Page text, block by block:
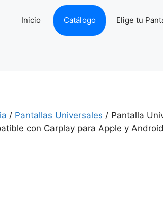
Inicio Catálogo Elige tu
/ Pantallas Universales / Pantalla
con Carplay para Apple y Android